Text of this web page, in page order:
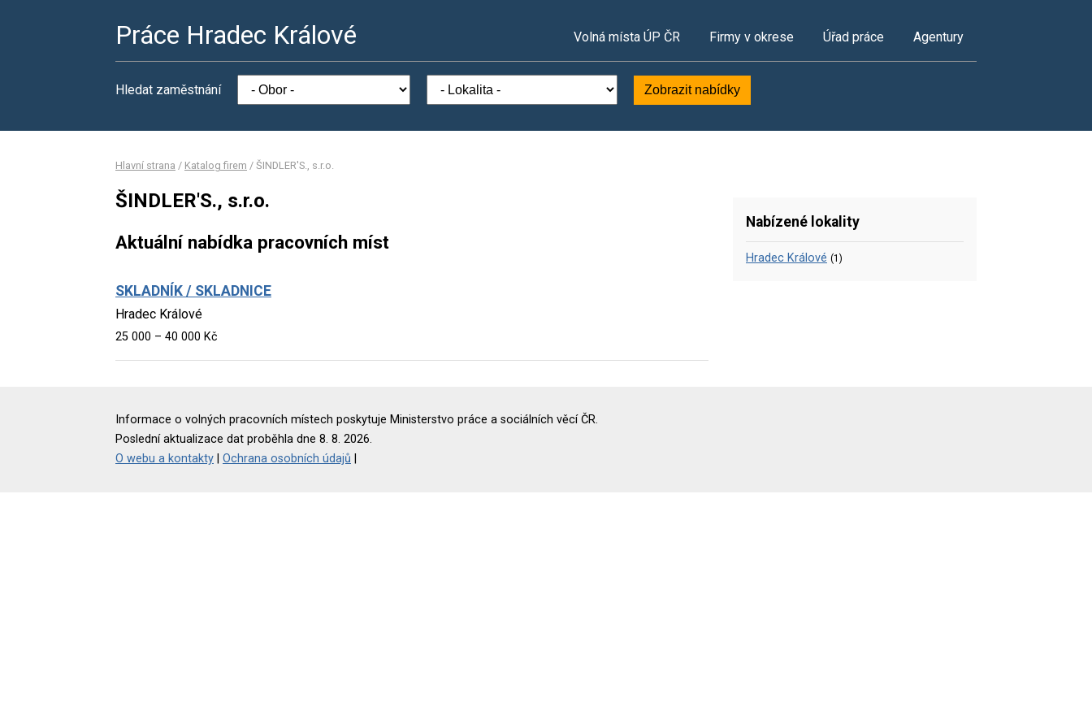
Práce Hradec Králové Volná místa ÚP ČR Firmy v okrese Úřad práce Agentury
Hledat zaměstnání Zobrazit nabídky
Hlavní strana / Katalog firem / ŠINDLER'S., s.r.o.
ŠINDLER'S., s.r.o.
Aktuální nabídka pracovních míst
SKLADNÍK / SKLADNICE
Hradec Králové
25 000 – 40 000 Kč
Nabízené lokality
Hradec Králové (1)
Informace o volných pracovních místech poskytuje Ministerstvo práce a sociálních věcí ČR.
Poslední aktualizace dat proběhla dne 8. 8. 2026.
O webu a kontakty
Ochrana osobních údajů